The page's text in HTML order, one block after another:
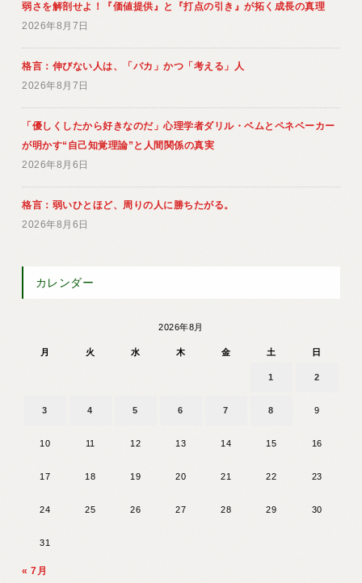
弱さを解剖せよ！『価値提供』と『打点の引き』が拓く成長の真理
2026年8月7日
格言：伸びない人は、「バカ」かつ「考える」人
2026年8月7日
「優しくしたから好きなのだ」心理学者ダリル・ベムとペネベーカー
が明かす“自己知覚理論”と人間関係の真実
2026年8月6日
格言：弱いひとほど、周りの人に勝ちたがる。
2026年8月6日
カレンダー
2026年8月
月 火 水 木 金 土 日
1 2
3 4 5 6 7 8 9
10 11 12 13 14 15 16
17 18 19 20 21 22 23
24 25 26 27 28 29 30
31
« 7月